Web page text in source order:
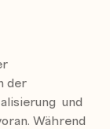
der
und
Während